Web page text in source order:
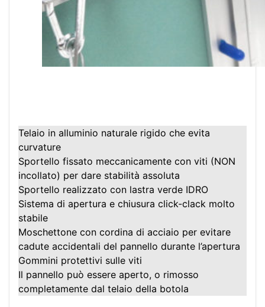
Telaio in alluminio naturale rigido che evita
curvature
Sportello fissato meccanicamente con viti (NON
incollato) per dare stabilità assoluta
Sportello realizzato con lastra verde IDRO
Sistema di apertura e chiusura click-clack molto
stabile
Moschettone con cordina di acciaio per evitare
cadute accidentali del pannello durante l’apertura
Gommini protettivi sulle viti
Il pannello può essere aperto, o rimosso
completamente dal telaio della botola